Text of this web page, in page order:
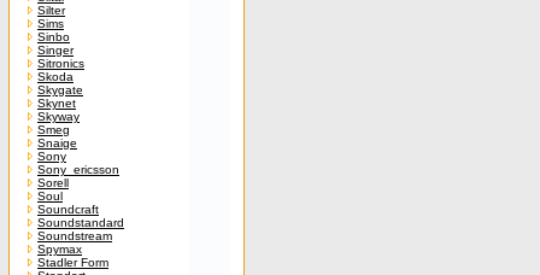
Silter
Sims
Sinbo
Singer
Sitronics
Skoda
Skygate
Skynet
Skyway
Smeg
Snaige
Sony
Sony_ericsson
Sorell
Soul
Soundcraft
Soundstandard
Soundstream
Spymax
Stadler Form